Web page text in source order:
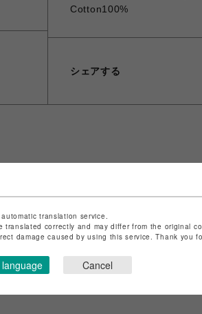
Cotton100%
シェアする
づく表記はこちら
こちら
translation service.
correctly and may differ from the original
damage caused by using this service. Thank you
Cancel